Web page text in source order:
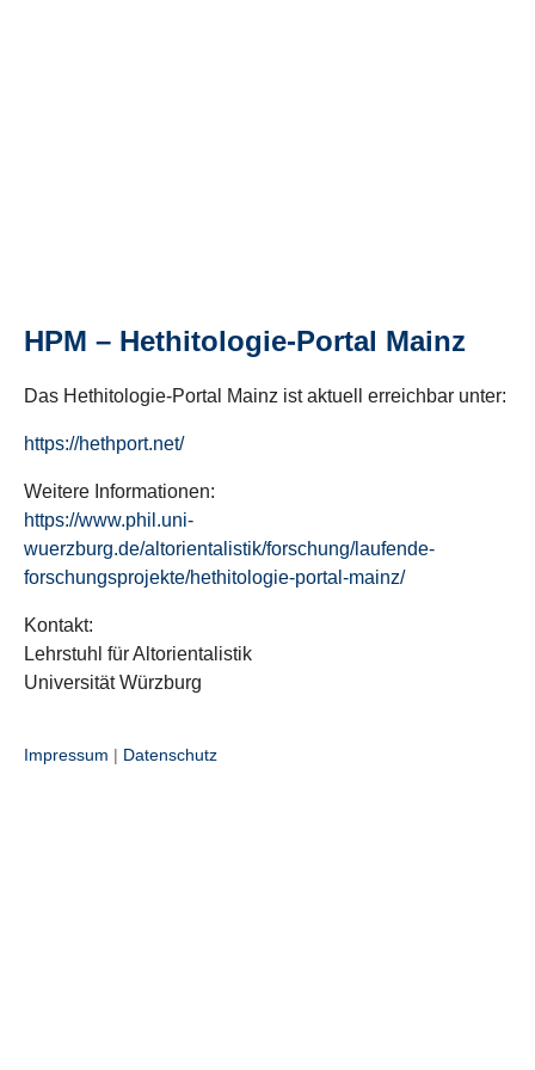
HPM – Hethitologie-Portal Mainz
Das Hethitologie-Portal Mainz ist aktuell erreichbar unter:
https://hethport.net/
Weitere Informationen:
https://www.phil.uni-
wuerzburg.de/altorientalistik/forschung/laufende-
forschungsprojekte/hethitologie-portal-mainz/
Kontakt:
Lehrstuhl für Altorientalistik
Universität Würzburg
Impressum | Datenschutz